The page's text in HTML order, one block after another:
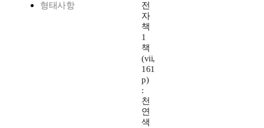
형태사항
전
자
책
1
책
(vii,
161
p)
:
천
연
색